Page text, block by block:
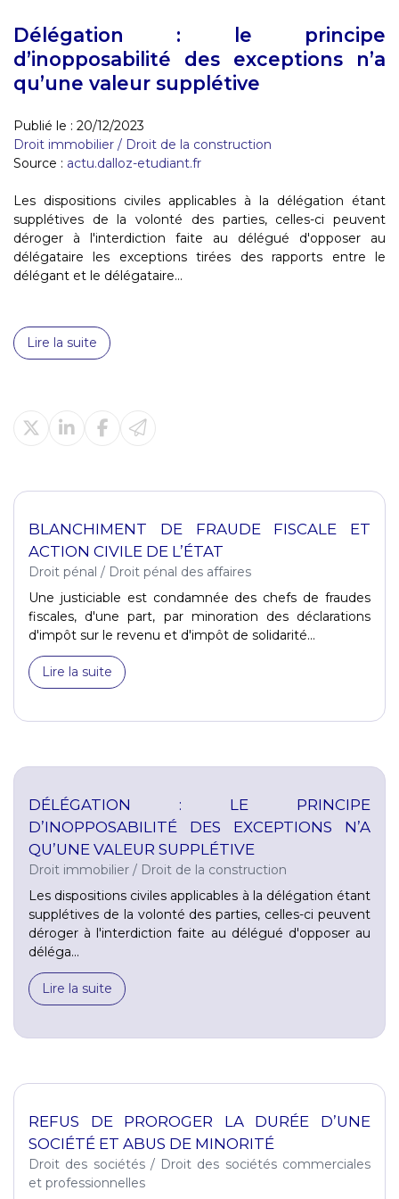
Délégation : le principe
d’inopposabilité des exceptions n’a
qu’une valeur supplétive
Publié le : 20/12/2023
Droit immobilier / Droit de la construction
Source : actu.dalloz-etudiant.fr
Les dispositions civiles applicables à la délégation étant
supplétives de la volonté des parties, celles-ci peuvent
déroger à l'interdiction faite au délégué d'opposer au
délégataire les exceptions tirées des rapports entre le
délégant et le délégataire...
Lire la suite
BLANCHIMENT DE FRAUDE FISCALE ET
ACTION CIVILE DE L’ÉTAT
Droit pénal / Droit pénal des affaires
Une justiciable est condamnée des chefs de fraudes
fiscales, d'une part, par minoration des déclarations
d'impôt sur le revenu et d'impôt de solidarité...
Lire la suite
DÉLÉGATION : LE PRINCIPE
D’INOPPOSABILITÉ DES EXCEPTIONS N’A
QU’UNE VALEUR SUPPLÉTIVE
Droit immobilier / Droit de la construction
Les dispositions civiles applicables à la délégation étant
supplétives de la volonté des parties, celles-ci peuvent
déroger à l'interdiction faite au délégué d'opposer au
déléga...
Lire la suite
REFUS DE PROROGER LA DURÉE D’UNE
SOCIÉTÉ ET ABUS DE MINORITÉ
Droit des sociétés/ Droit des sociétés commerciales
et professionnelles